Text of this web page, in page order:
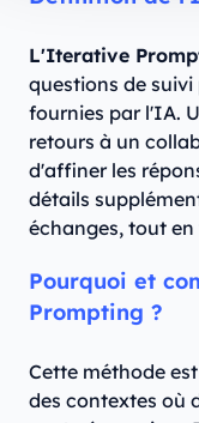
L'Iterative
questions de
fournies par l'IA.
retours à un
d'affiner les
détails
échanges, tout
Pourquoi et
Prompting ?
Cette méthode
des contextes où